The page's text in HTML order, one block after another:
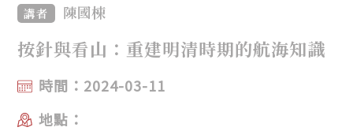
講者 陳國棟
按針與看山：重建明清時期的航海知識
時間：2024-03-11
地點：